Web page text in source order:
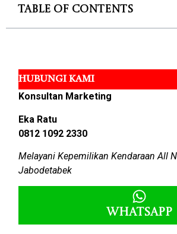
Table of Contents
HUBUNGI KAMI
Konsultan Marketing
Eka Ratu
0812 1092 2330
Melayani Kepemilikan Kendaraan All
Jabodetabek
Whatsapp